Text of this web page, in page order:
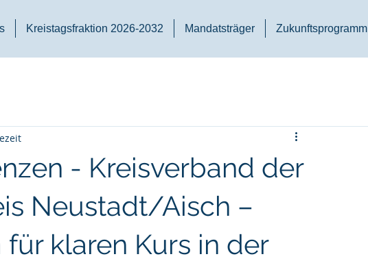
Kreistagsfraktion 2026-2032 Mandatsträger Zukunftsprogramm
- Kreisverband der
Neustadt/Aisch –
klaren Kurs in der